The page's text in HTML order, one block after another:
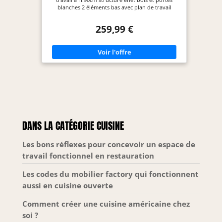
Poignées haut de
gamme en
avec revêtement
galvanique pour
une grande
résistance et un
et assurent une
blanches 2 éléments bas avec plan de travail
blanches avec poignée de 11 cm, cuisine ultra
PB 15 mm - Plan de travail de 2.5 cm d'épaisseur 2
éléments bas de 48 cm de profondeur + 3
éléments hauts de 32 cm de profondeur + plan de
travail
259,99 €
DANS LA CATÉGORIE CUISINE
Les bons réflexes pour concevoir un espace de
travail fonctionnel en restauration
Les codes du mobilier factory qui fonctionnent
aussi en cuisine ouverte
Comment créer une cuisine américaine chez
soi ?